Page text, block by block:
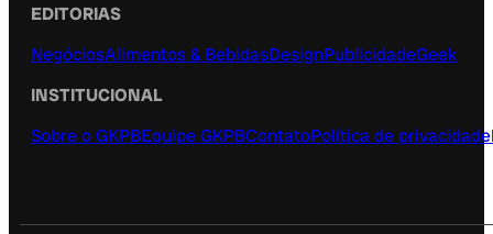
EDITORIAS
NegóciosAlimentos & BebidasDesignPublicidadeGeek
INSTITUCIONAL
Sobre o GKPBEquipe GKPBContatoPolítica de privacidade